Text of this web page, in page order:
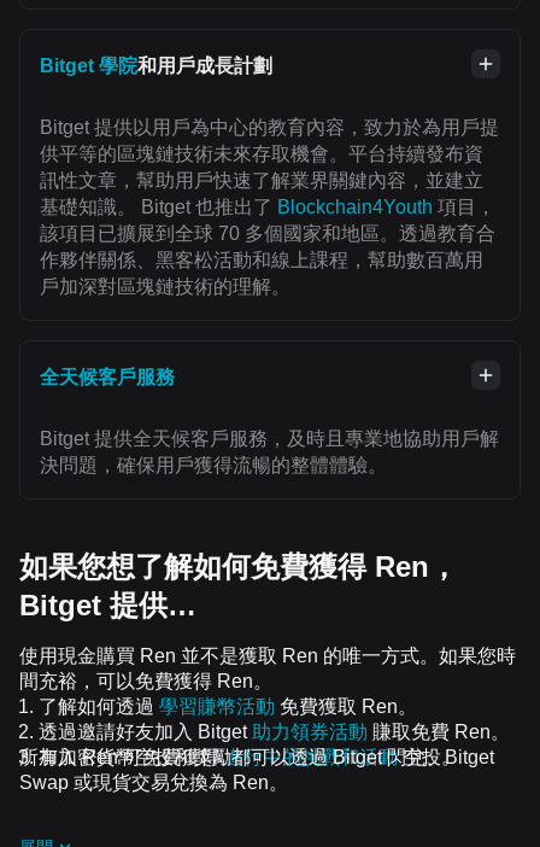
Bitget 學院和用戶成長計劃
Bitget 提供以用戶為中心的教育內容，致力於為用戶提
供平等的區塊鏈技術未來存取機會。平台持續發布資
訊性文章，幫助用戶快速了解業界關鍵內容，並建立
基礎知識。 Bitget 也推出了 Blockchain4Youth 項目，
該項目已擴展到全球 70 多個國家和地區。透過教育合
作夥伴關係、黑客松活動和線上課程，幫助數百萬用
戶加深對區塊鏈技術的理解。
全天候客戶服務
Bitget 提供全天候客戶服務，及時且專業地協助用戶解
決問題，確保用戶獲得流暢的整體體驗。
如果您想了解如何免費獲得 Ren，
Bitget 提供…
使用現金購買 Ren 並不是獲取 Ren 的唯一方式。如果您時
間充裕，可以免費獲得 Ren。
了解如何透過 學習賺幣活動 免費獲取 Ren。
透過邀請好友加入 Bitget 助力領券活動 賺取免費 Ren。
加入 Ren 可免費獲得進行中的挑戰和活動空投。
所有加密貨幣空投和獎勵都可以透過 Bitget 閃兌、Bitget
Swap 或現貨交易兌換為 Ren。